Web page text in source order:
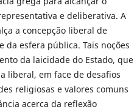
e deliberativa. A
a concepção liberal de
da esfera pública. Tais noções
da laicidade do Estado, que
liberal, em face de desafios
religiosas e valores comuns
acerca da reflexão